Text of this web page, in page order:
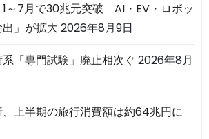
～7月で30兆元突破 AI・EV・ロボッ
出」が拡大 2026年8月9日
「専門試験」廃止相次ぐ 2026年8月
上半期の旅行消費額は約64兆円に